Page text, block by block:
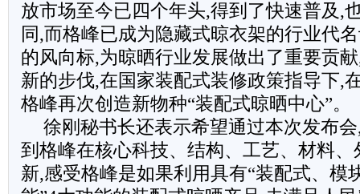
放市场至今已四个年头,得到了快速普及,
同,而格峰已成为隐藏式晾衣架的行业代
的风向标,为晾晒行业发展做出了重要贡
新的步伐,在国家装配式装修政策指导下,
格峰再次创造新物种“装配式晾晒中心”。
徐刚秘书长还表示希望通过本次发布
到格峰在核心科技、结构、工艺、材料
新,感受格峰是如果利用具有“装配式、模